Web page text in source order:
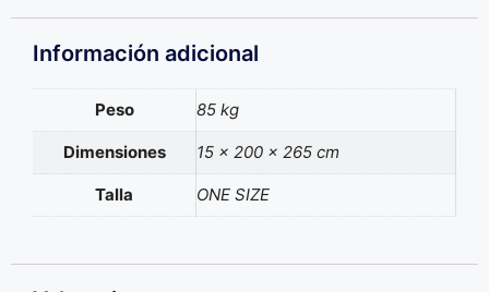
Información adicional
Peso 85 kg
Dimensiones 15 × 200 × 265 cm
Talla ONE SIZE